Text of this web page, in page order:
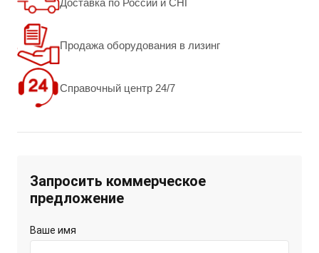
Продажа оборудования в лизинг
Справочный центр 24/7
Запросить коммерческое
предложение
Ваше имя